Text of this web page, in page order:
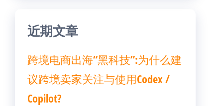
近期文章
跨境电商出海“黑科技”:为什么建
议跨境卖家关注与使用Codex /
Copilot?